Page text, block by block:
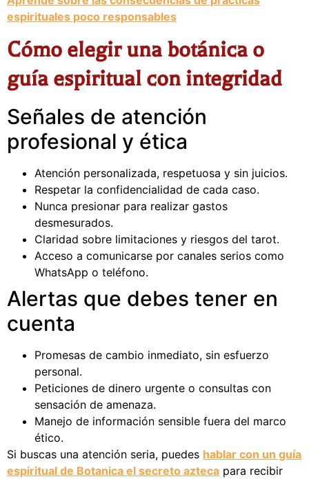
espirituales poco responsables
Cómo elegir una botánica o
guía espiritual con integridad
Señales de atención
profesional y ética
Atención personalizada, respetuosa y sin juicios.
Respetar la confidencialidad de cada caso.
Nunca presionar para realizar gastos
desmesurados.
Claridad sobre limitaciones y riesgos del tarot.
Acceso a comunicarse por canales serios como
WhatsApp o teléfono.
Alertas que debes tener en
cuenta
Promesas de cambio inmediato, sin esfuerzo
personal.
Peticiones de dinero urgente o consultas con
sensación de amenaza.
Manejo de información sensible fuera del marco
ético.
Si buscas una atención seria, puedes hablar con un guía
espiritual de Botanica el secreto azteca para recibir